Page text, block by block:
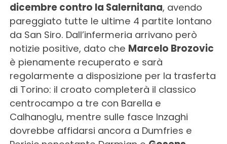
dicembre contro la Salernitana, avendo
pareggiato tutte le ultime 4 partite lontano
da San Siro. Dall’infermeria arrivano però
notizie positive, dato che Marcelo Brozovic
è pienamente recuperato e sarà
regolarmente a disposizione per la trasferta
di Torino: il croato completerà il classico
centrocampo a tre con Barella e
Calhanoglu, mentre sulle fasce Inzaghi
dovrebbe affidarsi ancora a Dumfries e